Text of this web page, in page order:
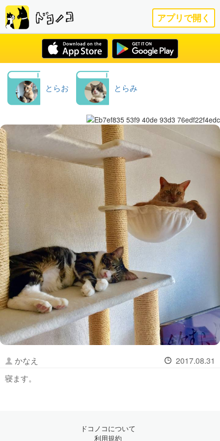
アプリで開く
とらお とらみ
かなえ
2017.08.31
寝ます。
ドコノコについて
利用規約